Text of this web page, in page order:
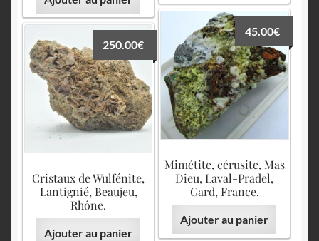
Mimétite, cérusite, Mas
Dieu, Laval-Pradel,
Gard, France.
45.00€
Ajouter au panier
Cristaux de Wulfénite,
Lantignié, Beaujeu,
Rhône.
250.00€
Ajouter au panier